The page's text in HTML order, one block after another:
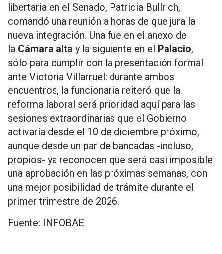
libertaria en el Senado, Patricia Bullrich,
comandó una reunión a horas de que jura la
nueva integración. Una fue en el anexo de
la Cámara alta y la siguiente en el Palacio,
sólo para cumplir con la presentación formal
ante Victoria Villarruel: durante ambos
encuentros, la funcionaria reiteró que la
reforma laboral será prioridad aquí para las
sesiones extraordinarias que el Gobierno
activaría desde el 10 de diciembre próximo,
aunque desde un par de bancadas -incluso,
propios- ya reconocen que será casi imposible
una aprobación en las próximas semanas, con
una mejor posibilidad de trámite durante el
primer trimestre de 2026.
Fuente: INFOBAE